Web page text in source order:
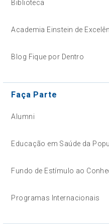
Biblioteca
Academia Einstein de
Blog Fique por Dentro
Faça Parte
Alumni
Educação em Saúde da
Fundo de Estímulo ao
Programas Internacionais